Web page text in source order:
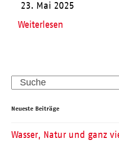
23. Mai 2025
Weiterlesen
Search
Neueste Beiträge
Wasser, Natur und ganz